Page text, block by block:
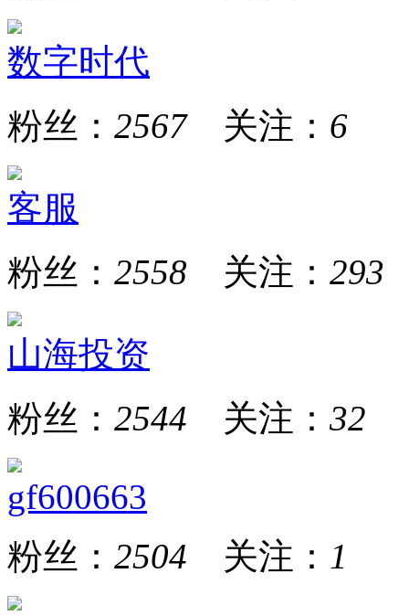
数字时代
粉丝： 2567关注： 6
客服
粉丝： 2558 关注： 293
山海投资
粉丝： 2544 关注： 32
gf600663
粉丝： 2504 关注： 1